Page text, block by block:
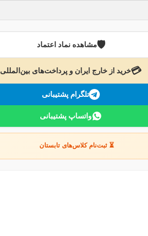
🛡️مشاهده نماد اعتماد
💳خرید از خارج ایران و پرداخت‌های بین‌المللی
تلگرام پشتیبانی
واتساپ پشتیبانی
⏳ ثبت‌نام کلاس‌های تابستان